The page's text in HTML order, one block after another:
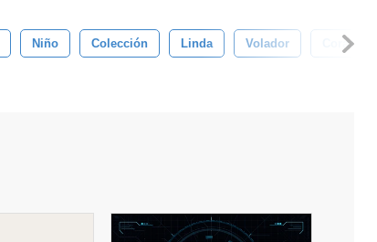
Niño Colección Linda Volador Corazón